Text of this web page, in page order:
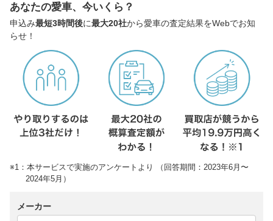
あなたの愛車、今いくら？
申込み最短3時間後に最大20社から愛車の査定結果をWebでお知
らせ！
※1：本サービスで実施のアンケートより （回答期間：2023年6月〜
2024年5月）
メーカー